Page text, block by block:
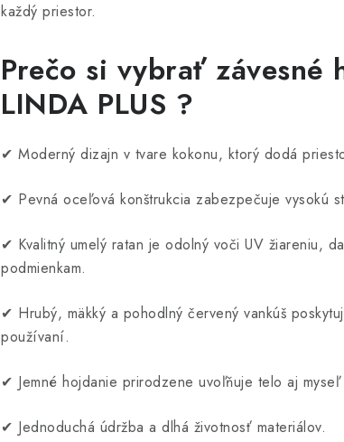
každý priestor.
Prečo si vybrať závesné
LINDA PLUS ?
✔ Moderný dizajn v tvare kokonu, ktorý dodá
✔ Pevná oceľová konštrukcia zabezpečuje vysokú
✔ Kvalitný umelý ratan je odolný voči UV žiareniu,
podmienkam.
✔ Hrubý, mäkký a pohodlný červený vankúš
používaní.
✔ Jemné hojdanie prirodzene uvoľňuje telo aj
✔ Jednoduchá údržba a dlhá životnosť materiálov.